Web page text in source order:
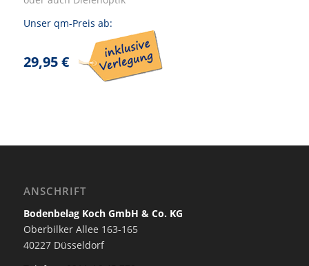
Unser qm-Preis ab:
29,95 €
ANSCHRIFT
Bodenbelag Koch GmbH & Co. KG
Oberbilker Allee 163-165
40227 Düsseldorf